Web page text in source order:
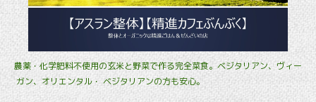
農薬・化学肥料不使用の玄米と野菜で作る完全菜食。ベジタリアン、ヴィー
ガン、オリエンタル・ ベジタリアンの方も安心。